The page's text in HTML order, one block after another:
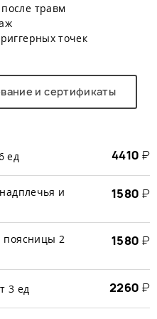
травм
точек
и сертификаты
ед 4410 ₽
и
1580 ₽
поясницы 2
1580 ₽
3 ед 2260 ₽